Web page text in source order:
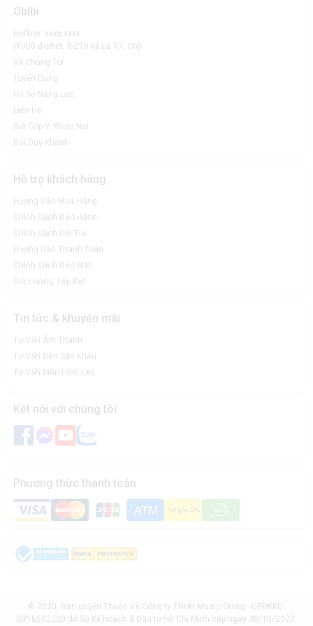
Mạng kĩ thuật số ULTRANET 24 bít cho âm thanh chất
lượng cao
Sub Turbosound TBV118L-AN liền công suất còn tích hợp
mạng kĩ thuật số thông minh Ultranet kết nối với máy trộn và
các nguồn khác được cung cấp bởi hai đầu nối etherCON *
khóa. Nhờ vậy, cho phép TBV118L-AN hoạt động lên đến 16
kênh độc lập của dữ liệu điều khiển và âm thanh kỹ thuật số
24 bit. Với ưu điểm này, Loa Turbosound TBV118L-AN trở
nay nhờ khả năng cung cấp âm thanh chất lượng cao, loại
Obibi
Hotline: xxxx-xxxx
(1000 đ/phút, 8-21h kể cả T7, CN)
Về Chúng Tôi
Tuyển Dụng
Hồ Sơ Năng Lực
Liên Hệ
Gửi Góp Ý, Khiếu Nại
Bùi Duy Khánh
Hỗ trợ khách hàng
Hướng Dẫn Mua Hàng
Chính Sách Bảo Hành
Chính Sách Đổi Trả
Hướng Dẫn Thanh Toán
Chính Sách Bảo Mật
Giao Hàng, Lắp Đặt
Tin tức & khuyến mãi
Tư Vấn Âm Thanh
Tư Vấn Đèn Sân Khấu
Tư Vấn Màn Hình Led
Kết nối với chúng tôi
Phương thức thanh toán
© 2020. Bản quyền Thuộc Về Công ty TNHH Music Group - GPĐKKD:
0316562220 do Sở Kế hoạch & Đầu tư Hồ Chí Minh cấp ngày 30/10/2020.